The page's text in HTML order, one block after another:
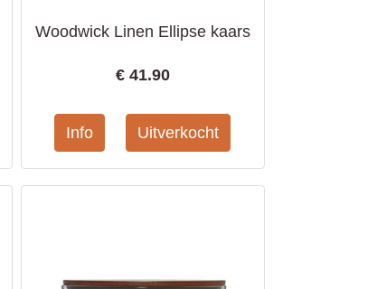
Woodwick Linen Ellipse kaars
€ 41.90